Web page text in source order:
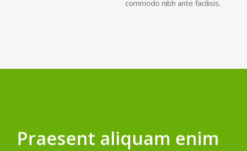
commodo nibh ante facilisis.
Praesent aliquam enim